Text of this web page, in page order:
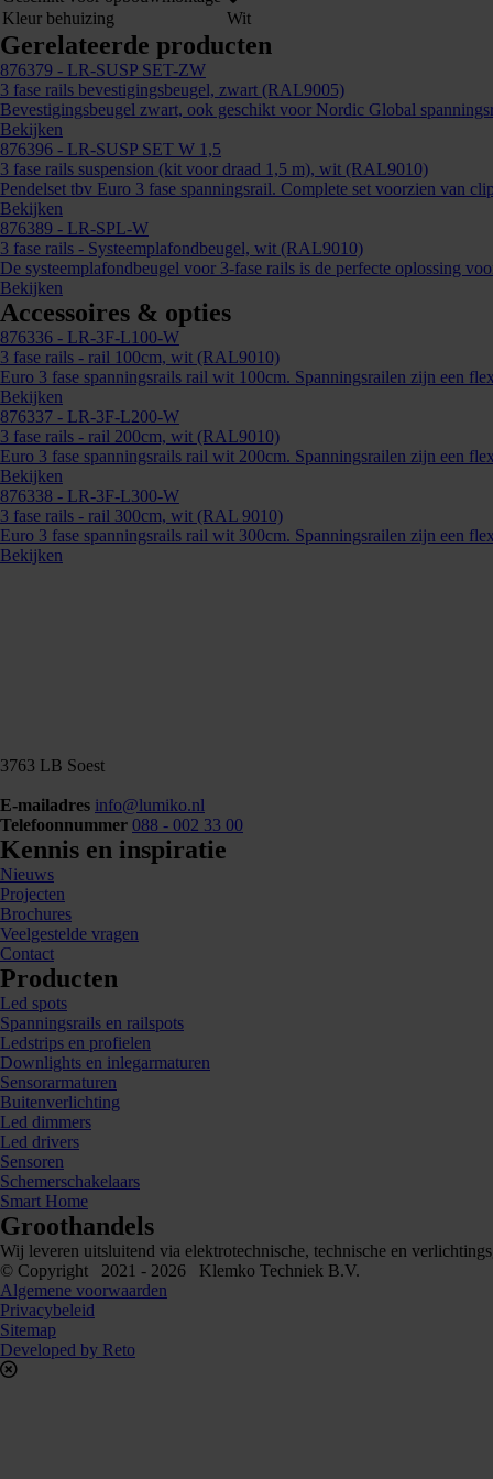
Kleur behuizing
Wit
Gerelateerde producten
876379 - LR-SUSP SET-ZW
3 fase rails bevestigingsbeugel, zwart (RAL9005)
Bevestigingsbeugel zwart, ook geschikt voor Nordic Global
Bekijken
876396 - LR-SUSP SET W 1,5
3 fase rails suspension (kit voor draad 1,5 m), wit (RAL9010)
Pendelset tbv Euro 3 fase spanningsrail. Complete set voorzien van
Bekijken
876389 - LR-SPL-W
3 fase rails - Systeemplafondbeugel, wit (RAL9010)
De systeemplafondbeugel voor 3-fase rails is de perfecte oplossing
Bekijken
Accessoires & opties
876336 - LR-3F-L100-W
3 fase rails - rail 100cm, wit (RAL9010)
Euro 3 fase spanningsrails rail wit 100cm. Spanningsrailen zijn een
Bekijken
876337 - LR-3F-L200-W
3 fase rails - rail 200cm, wit (RAL9010)
Euro 3 fase spanningsrails rail wit 200cm. Spanningsrailen zijn een
Bekijken
876338 - LR-3F-L300-W
3 fase rails - rail 300cm, wit (RAL 9010)
Euro 3 fase spanningsrails rail wit 300cm. Spanningsrailen zijn een
Bekijken
3763 LB Soest
E-mailadres info@lumiko.nl
Telefoonnummer 088 - 002 33 00
Kennis en inspiratie
Nieuws
Projecten
Brochures
Veelgestelde vragen
Contact
Producten
Led spots
Spanningsrails en railspots
Ledstrips en profielen
Downlights en inlegarmaturen
Sensorarmaturen
Buitenverlichting
Led dimmers
Led drivers
Sensoren
Schemerschakelaars
Smart Home
Groothandels
Wij leveren uitsluitend via elektrotechnische, technische en
© Copyright 2021 - 2026 Klemko Techniek B.V.
Algemene voorwaarden
Privacybeleid
Sitemap
Developed by Reto